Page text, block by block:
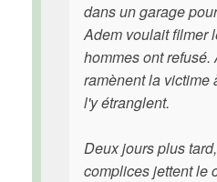
dans un garage
Adem voulait filmer
hommes ont
ramènent la victime
l'y étranglent.
Deux jours plus
complices jettent le